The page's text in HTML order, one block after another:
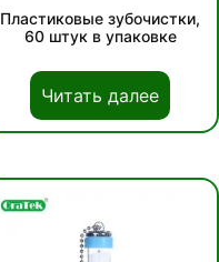
Пластиковые зубочистки,
60 штук в упаковке
Читать далее